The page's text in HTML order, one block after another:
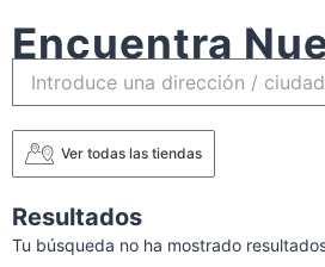
Encuentra
Ver todas las tiendas
Resultados
Tu búsqueda no ha mostrado